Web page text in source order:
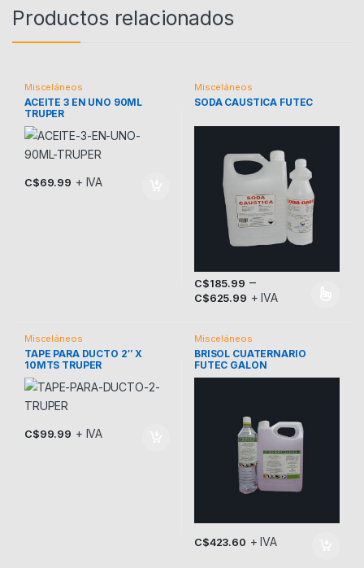
Productos relacionados
Misceláneos
ACEITE 3 EN UNO 90ML
TRUPER
C$69.99 + IVA
Misceláneos
SODA CAUSTICA FUTEC
C$185.99 –
C$625.99 + IVA
Este producto tiene múltiples
Misceláneos
TAPE PARA DUCTO 2″ X
10MTS TRUPER
C$99.99 + IVA
Misceláneos
BRISOL CUATERNARIO
FUTEC GALON
C$423.60 + IVA